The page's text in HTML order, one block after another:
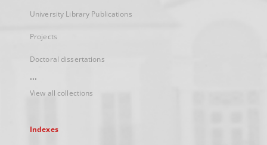
University Library Publications
Projects
Doctoral dissertations
...
View all collections
Indexes